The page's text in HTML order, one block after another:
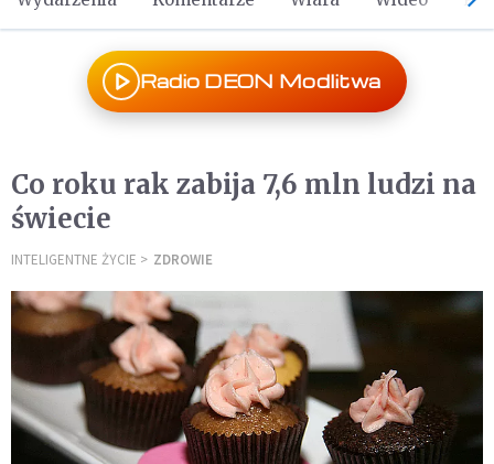
Radio DEON Modlitwa
Co roku rak zabija 7,6 mln ludzi na
świecie
INTELIGENTNE ŻYCIE ZDROWIE